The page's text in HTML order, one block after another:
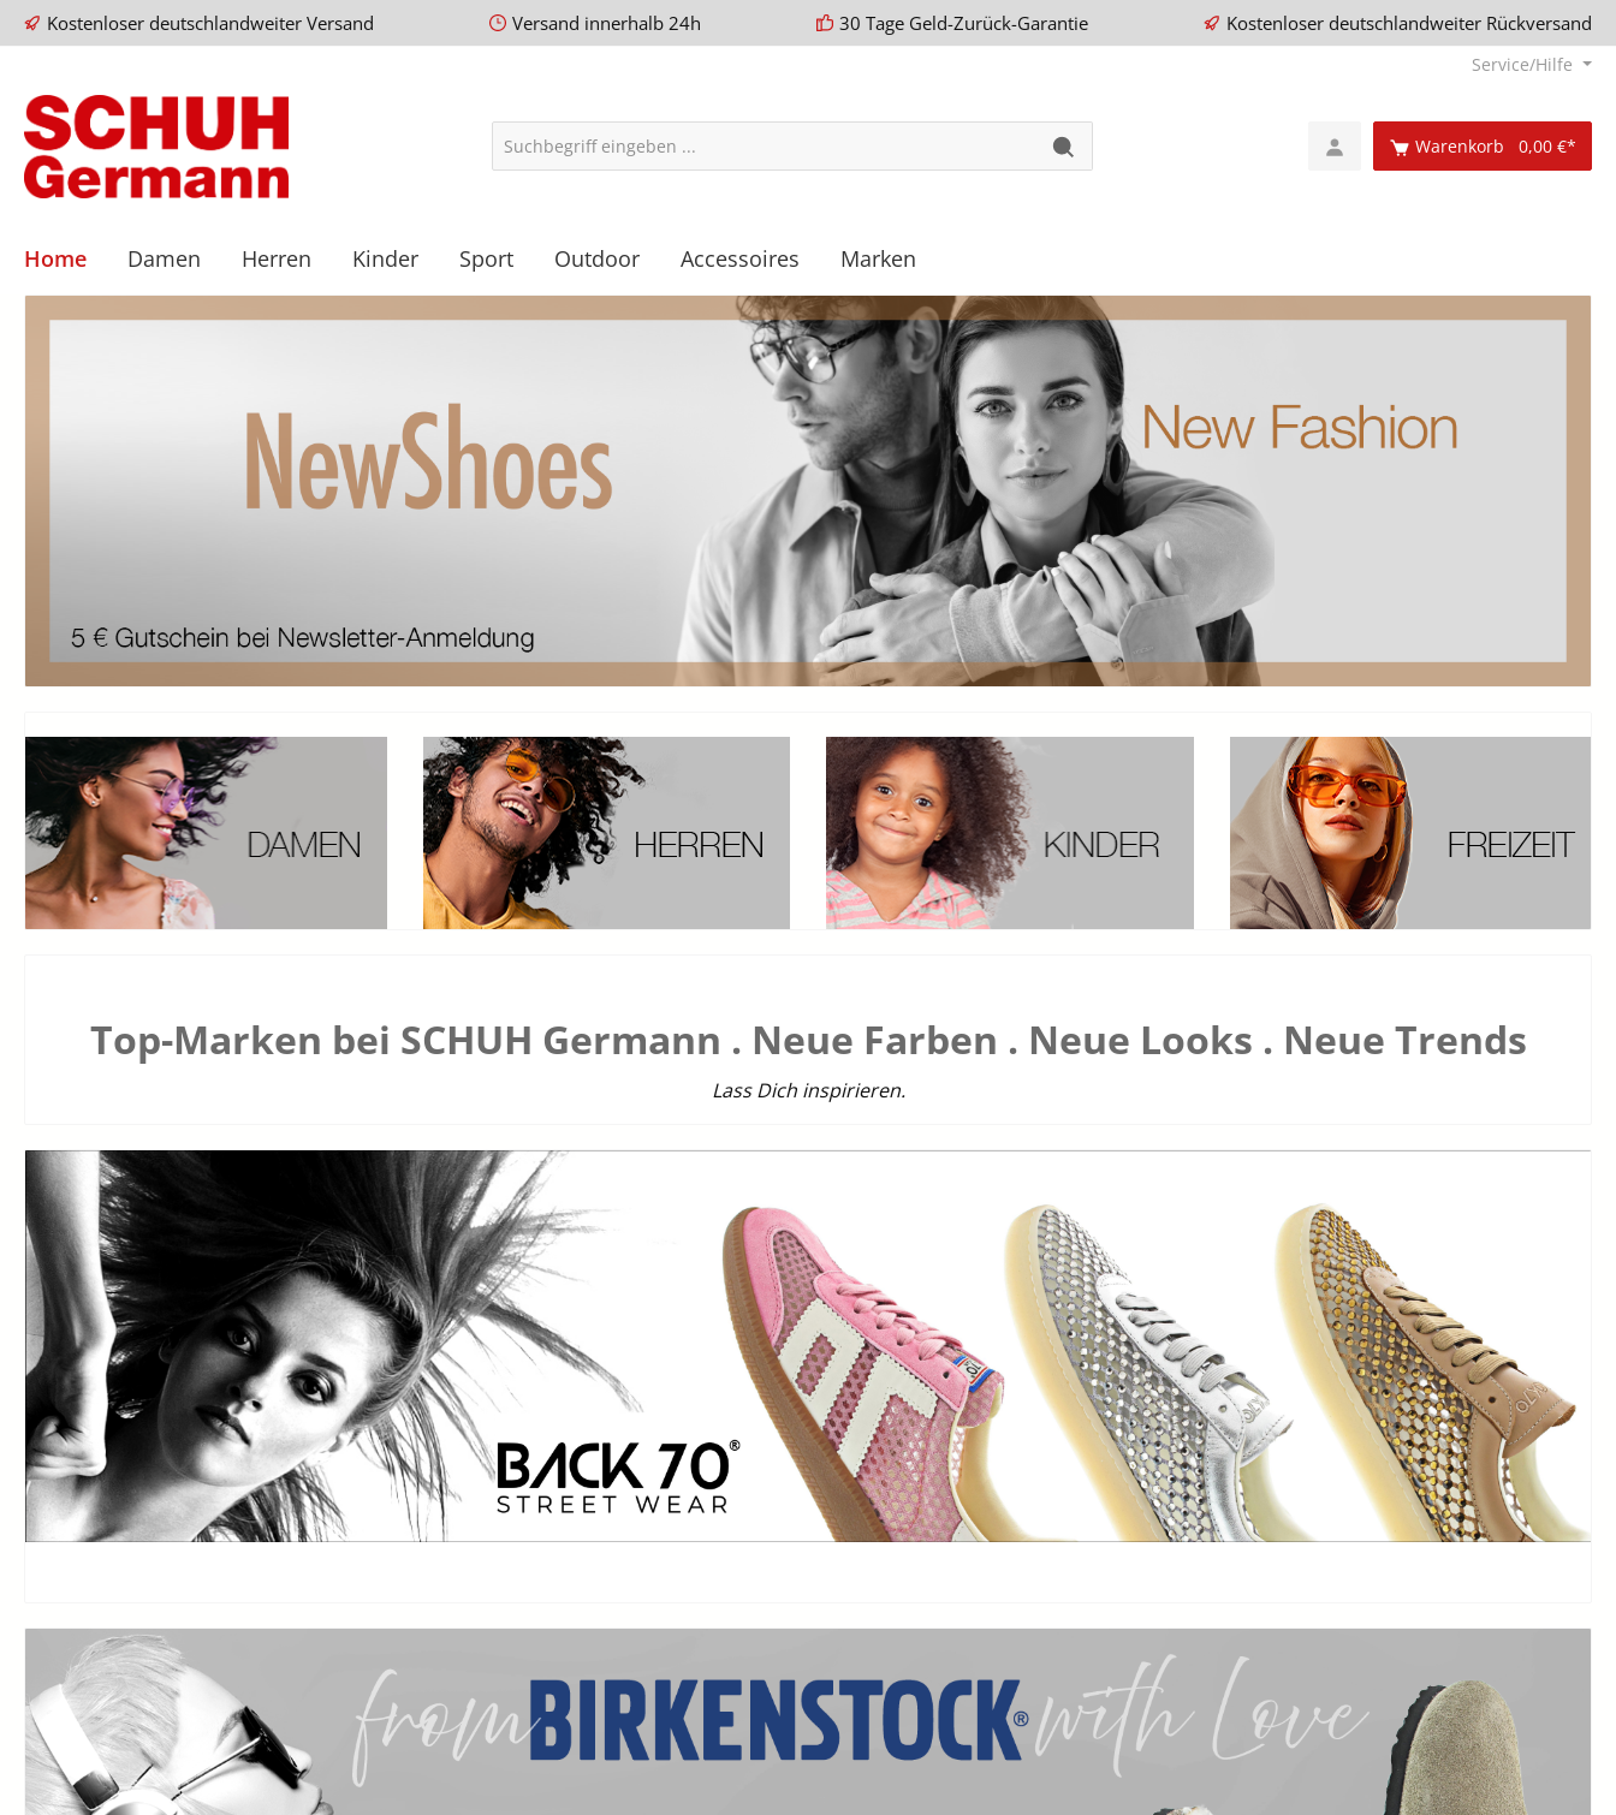
Kostenloser deutschlandweiter Versand Versand innerhalb 24h 30 Tage Geld-Zurück-Garantie Kostenloser deutschlandweiter Rückversand
Service/Hilfe
Warenkorb 0,00 €*
Home Damen Herren Kinder Sport Outdoor Accessoires Marken
Top-Marken bei SCHUH Germann . Neue Farben . Neue Looks . Neue Trends
Lass Dich inspirieren.